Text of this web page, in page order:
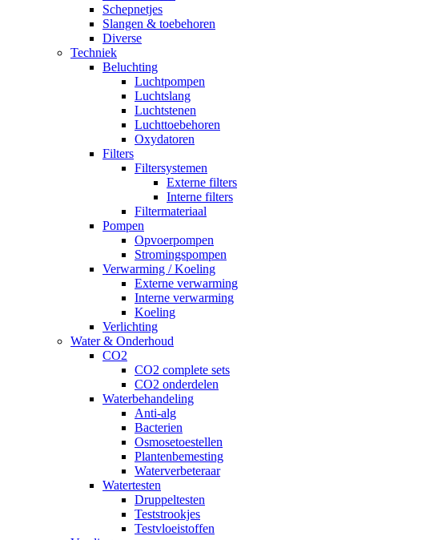
Schepnetjes
Slangen & toebehoren
Diverse
Techniek
Beluchting
Luchtpompen
Luchtslang
Luchtstenen
Luchttoebehoren
Oxydatoren
Filters
Filtersystemen
Externe filters
Interne filters
Filtermateriaal
Pompen
Opvoerpompen
Stromingspompen
Verwarming / Koeling
Externe verwarming
Interne verwarming
Koeling
Verlichting
Water & Onderhoud
CO2
CO2 complete sets
CO2 onderdelen
Waterbehandeling
Anti-alg
Bacterien
Osmosetoestellen
Plantenbemesting
Waterverbeteraar
Watertesten
Druppeltesten
Teststrookjes
Testvloeistoffen